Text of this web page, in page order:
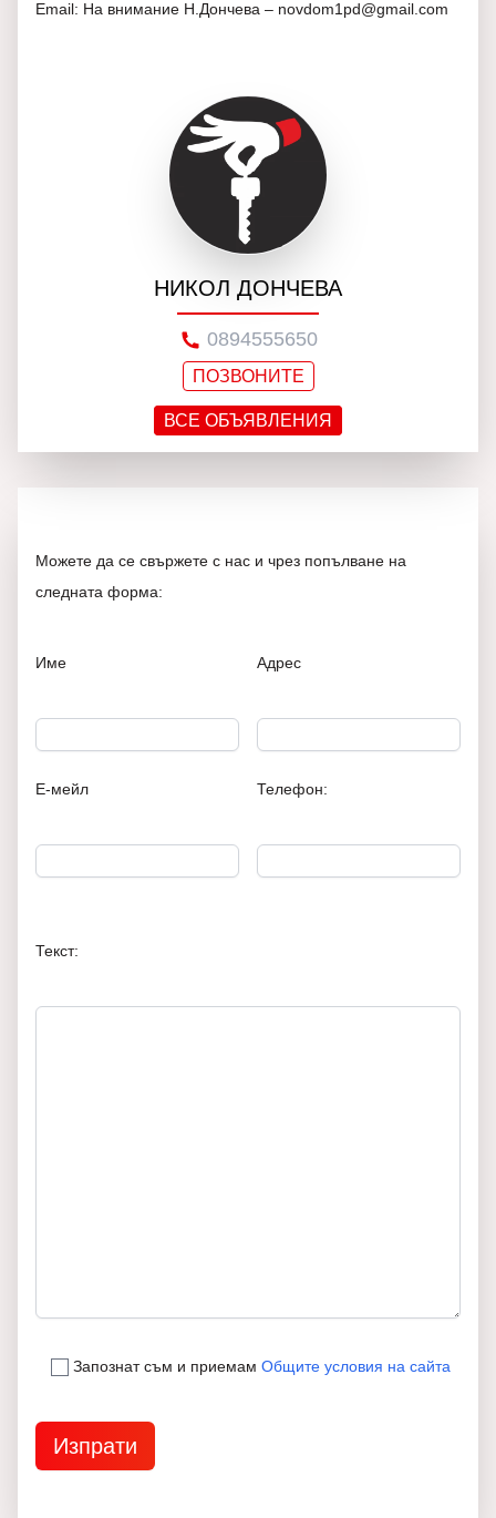
Email: На внимание Н.Дончева – novdom1pd@gmail.com
НИКОЛ ДОНЧЕВА
0894555650
ПОЗВОНИТЕ
ВСЕ ОБЪЯВЛЕНИЯ
Можете да се свържете с нас и чрез попълване на
следната форма:
Име
Е-мейл
Адрес
Телефон:
Текст:
Запознат съм и приемам Общите условия на сайта